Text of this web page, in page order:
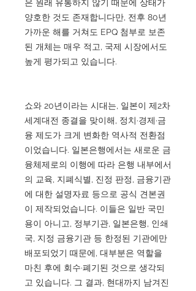
은 원래 유통하지 않기 때문에 상태가
양호한 것도 존재합니다만, 전후 80년
가까운 해를 거쳐도 EPQ 첨부로 보존
된 개체는 매우 적고, 국제 시장에서도
높게 평가되고 있습니다.
쇼와 20년이라는 시대는, 일본이 제2차
세계대전 종결을 맞이해, 정치·경제·금
융 제도가 크게 변화한 역사적 전환점
이었습니다. 일본은행에서는 새로운 금
융체제로의 이행에 따라 은행 내부에서
의 교육, 지폐식별, 진정 판정, 금융기관
에 대한 설명자료 등으로 공식 견본권
이 제작되었습니다. 이들은 일반 국민
용이 아니고, 정부기관, 일본은행, 인쇄
국, 지정 금융기관 등 한정된 기관에만
배포되었기 때문에, 대부분은 역할을
마친 후에 회수·폐기된 것으로 생각되
고 있습니다. 그 결과, 현대까지 남겨진